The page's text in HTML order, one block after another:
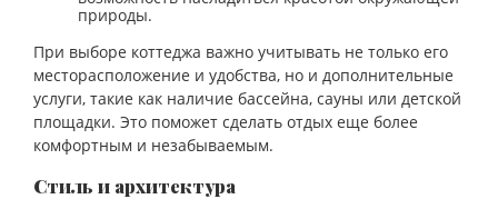
природы.
При выборе коттеджа важно учитывать не только его
месторасположение и удобства, но и дополнительные
услуги, такие как наличие бассейна, сауны или детской
площадки. Это поможет сделать отдых еще более
комфортным и незабываемым.
Стиль и архитектура